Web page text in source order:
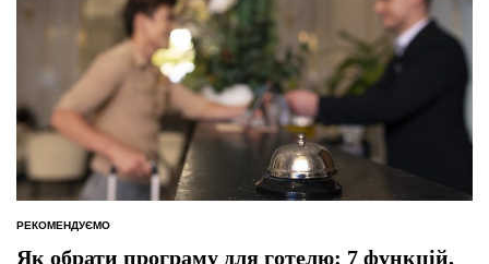
ОПУБЛІКУВАТИ
РЕКОМЕНДУЄМО
Як обрати програму для готелю: 7 функцій,